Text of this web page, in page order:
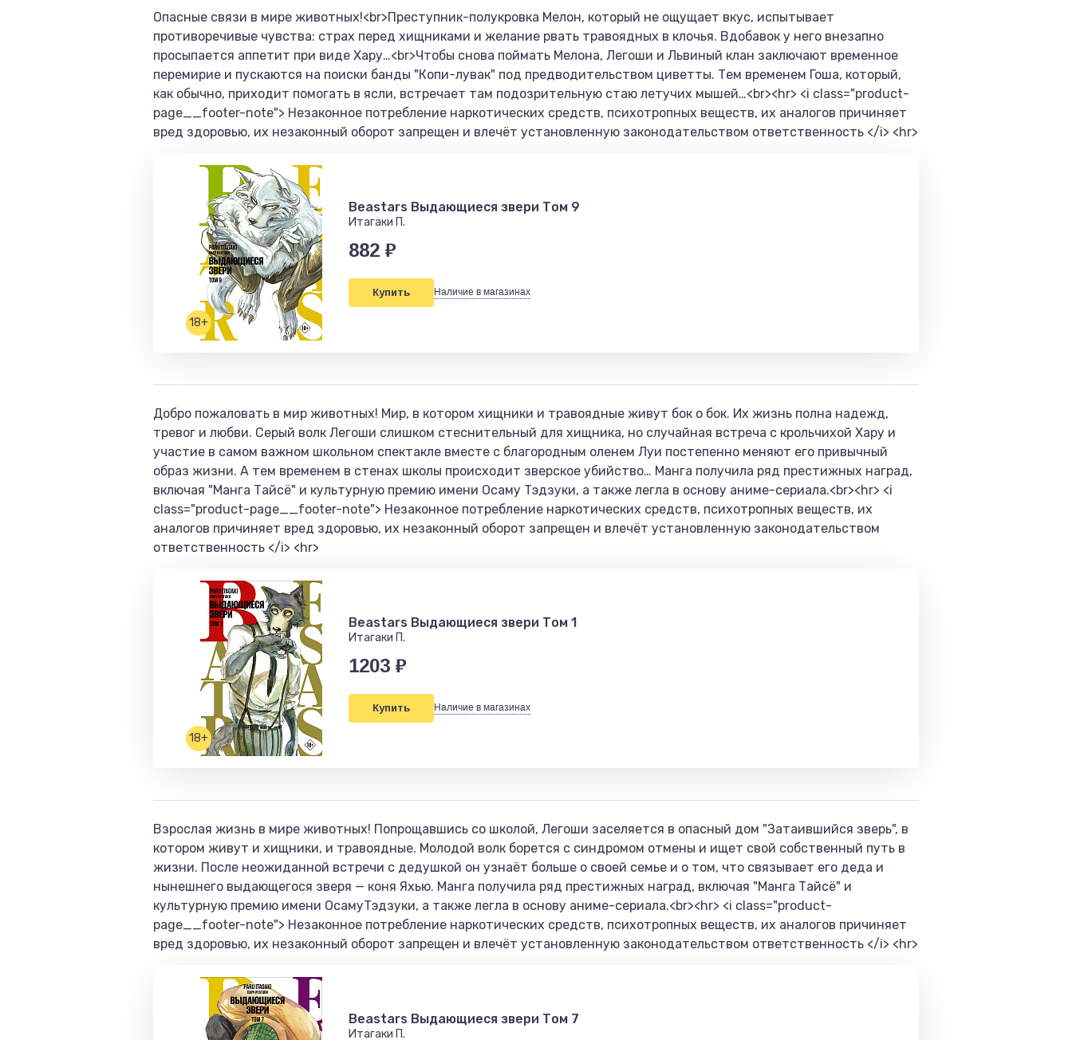
Опасные связи в мире животных!<br>Преступник-полукровка Мелон, который не ощущает вкус, испытывает
противоречивые чувства: страх перед хищниками и желание рвать травоядных в клочья. Вдобавок у него внезапно
просыпается аппетит при виде Хару…<br>Чтобы снова поймать Мелона, Легоши и Львиный клан заключают временное
перемирие и пускаются на поиски банды "Копи-лувак" под предводительством циветты. Тем временем Гоша, который,
как обычно, приходит помогать в ясли, встречает там подозрительную стаю летучих мышей…<br><hr> <i class="product-
page__footer-note"> Незаконное потребление наркотических средств, психотропных веществ, их аналогов причиняет
вред здоровью, их незаконный оборот запрещен и влечёт установленную законодательством ответственность </i> <hr>
18+
Beastars Выдающиеся звери Том 9
Итагаки П.
882 ₽
Купить Наличие в магазинах
Добро пожаловать в мир животных! Мир, в котором хищники и травоядные живут бок о бок. Их жизнь полна надежд,
тревог и любви. Серый волк Легоши слишком стеснительный для хищника, но случайная встреча с крольчихой Хару и
участие в самом важном школьном спектакле вместе с благородным оленем Луи постепенно меняют его привычный
образ жизни. А тем временем в стенах школы происходит зверское убийство… Манга получила ряд престижных наград,
включая "Манга Тайсё" и культурную премию имени Осаму Тэдзуки, а также легла в основу аниме-сериала.<br><hr> <i
class="product-page__footer-note"> Незаконное потребление наркотических средств, психотропных веществ, их
аналогов причиняет вред здоровью, их незаконный оборот запрещен и влечёт установленную законодательством
ответственность </i> <hr>
18+
Beastars Выдающиеся звери Том 1
Итагаки П.
1203 ₽
Купить Наличие в магазинах
Взрослая жизнь в мире животных! Попрощавшись со школой, Легоши заселяется в опасный дом "Затаившийся зверь", в
котором живут и хищники, и травоядные. Молодой волк борется с синдромом отмены и ищет свой собственный путь в
жизни. После неожиданной встречи с дедушкой он узнаёт больше о своей семье и о том, что связывает его деда и
нынешнего выдающегося зверя — коня Яхью. Манга получила ряд престижных наград, включая "Манга Тайсё" и
культурную премию имени ОсамуТэдзуки, а также легла в основу аниме-сериала.<br><hr> <i class="product-
page__footer-note"> Незаконное потребление наркотических средств, психотропных веществ, их аналогов причиняет
вред здоровью, их незаконный оборот запрещен и влечёт установленную законодательством ответственность </i> <hr>
Beastars Выдающиеся звери Том 7
Итагаки П.